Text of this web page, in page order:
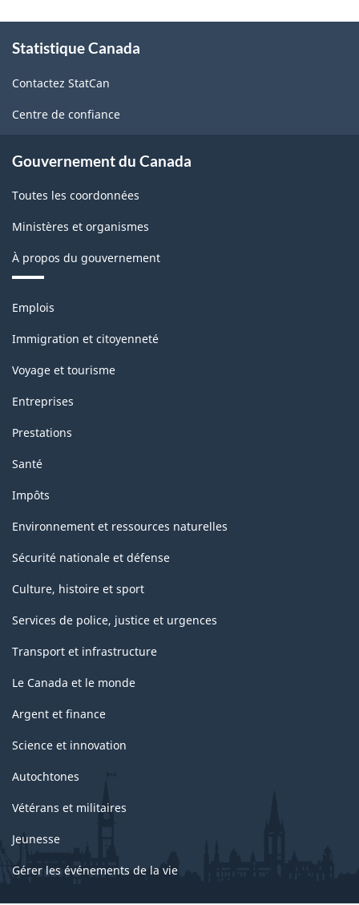
propos
ce
site
Statistique Canada
Contactez StatCan
Centre de confiance
Gouvernement du Canada
Toutes les coordonnées
Ministères et organismes
À propos du gouvernement
Thèmes
sujets
Emplois
Immigration et citoyenneté
Voyage et tourisme
Entreprises
Prestations
Santé
Impôts
Environnement et ressources naturelles
Sécurité nationale et défense
Culture, histoire et sport
Services de police, justice et urgences
Transport et infrastructure
Le Canada et le monde
Argent et finance
Science et innovation
Autochtones
Vétérans et militaires
Jeunesse
Gérer les événements de la vie